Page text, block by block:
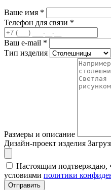
Ваше имя *
Телефон для связи *
Ваш e-mail *
Тип изделия
Размеры и описание
Дизайн-проект изделия
Настоящим подтверждаю,
условиями политики
Отправить